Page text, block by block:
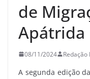
de
Apátrida
08/11/2024 Redação
A segunda edição